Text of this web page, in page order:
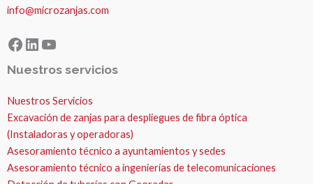
info@microzanjas.com
Facebook
LinkedIn
YouTube
Nuestros servicios
Nuestros Servicios
Excavación de zanjas para despliegues de fibra óptica
(Instaladoras y operadoras)
Asesoramiento técnico a ayuntamientos y sedes
Asesoramiento técnico a ingenierías de telecomunicaciones